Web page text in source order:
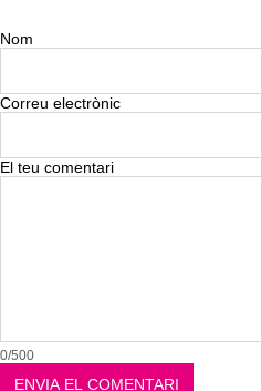
Nom
Correu electrònic
El teu comentari
0/500